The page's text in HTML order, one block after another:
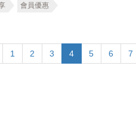
會員優惠
1 2 3 4 5 6 7